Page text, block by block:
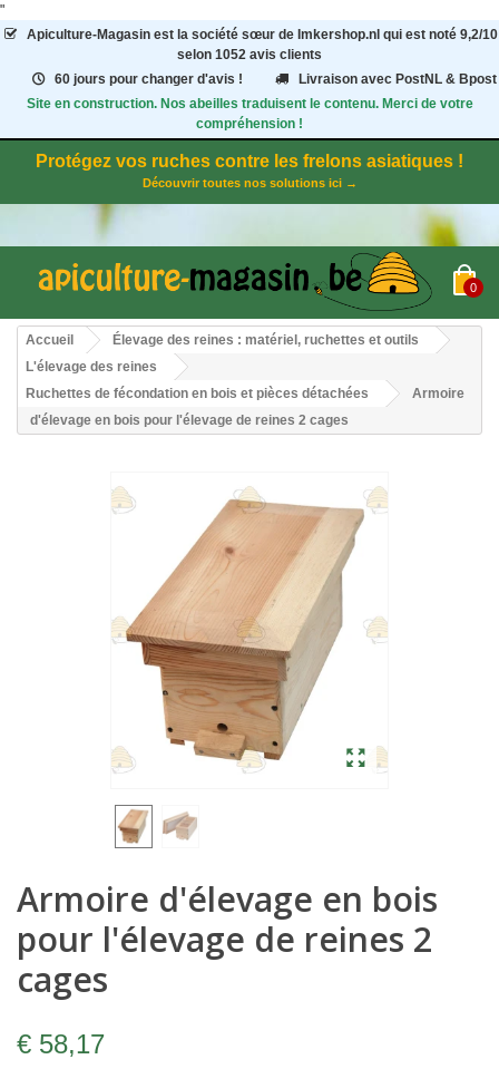
"
Apiculture-Magasinest la société sœur de Imkershop.nl qui est noté 9,2/10
selon 1052 avis clients
60 jours pour changer d'avis !
Livraison avec PostNL & Bpost
Site en construction. Nos abeilles traduisent le contenu. Merci de votre
compréhension !
Protégez vos ruches contre les frelons asiatiques !
Découvrir toutes nos solutions ici →
0
Accueil
Élevage des reines : matériel, ruchettes et outils
L'élevage des reines
Ruchettes de fécondation en bois et pièces détachées
Armoire
d'élevage en bois pour l'élevage de reines 2 cages
Armoire d'élevage en bois
pour l'élevage de reines 2
cages
€ 58,17